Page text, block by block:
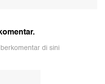
di sini